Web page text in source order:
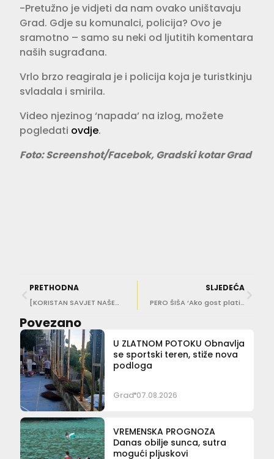
-Pretužno je vidjeti da nam ovako uništavaju
Grad. Gdje su komunalci, policija? Ovo je
sramotno – samo su neki od ljutitih komentara
naših sugrađana.
Vrlo brzo reagirala je i policija koja je turistkinju
svladala i smirila.
Video njezinog ‘napada’ na izlog, možete
pogledati ovdje.
Foto: Screenshot/Facebok, Gradski kotar Grad
PRETHODNA
[KORISTAN SAVJET NAŠEG SUGRAĐANINA] Vozačka nekultura i neuvažavanje drugih sudionika u prometu
SLJEDEĆA
PERO ŠIŠA ‘Ako gost plati 3000 eura za odmor u Konavlima, ne očekuje buku do 3 ujutro. Neka Općina povede računa!’
Povezano
U ZLATNOM POTOKU Obnavlja
se sportski teren, stiže nova
podloga
Grad 07.08.2026
VREMENSKA PROGNOZA
Danas obilje sunca, sutra
mogući pljuskovi